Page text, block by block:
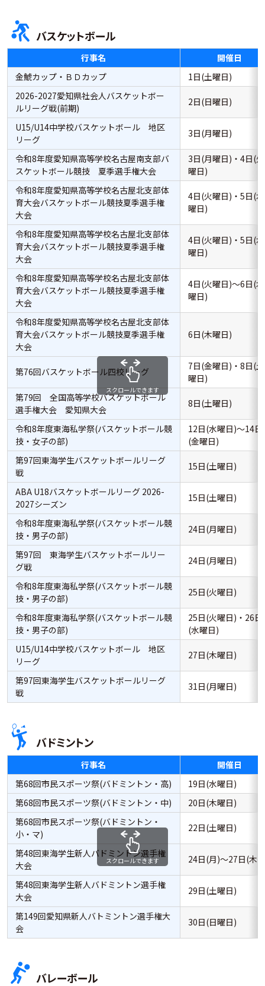
バスケットボール
行事名
開催日
金鯱カップ・ＢＤカップ
1日(土曜日)
2026-2027愛知県社会人バスケットボー
ルリーグ戦(前期)
2日(日曜日)
U15/U14中学校バスケットボール 地区
リーグ
3日(月曜日)
令和8年度愛知県高等学校名古屋南支部バ
スケットボール競技 夏季選手権大会
3日(月曜日)・4日(火
曜日)
令和8年度愛知県高等学校名古屋北支部体
育大会バスケットボール競技夏季選手権
大会
4日(火曜日)・5日(水
曜日)
令和8年度愛知県高等学校名古屋北支部体
育大会バスケットボール競技夏季選手権
大会
4日(火曜日)・5日(水
曜日)
令和8年度愛知県高等学校名古屋北支部体
育大会バスケットボール競技夏季選手権
大会
4日(火曜日)～6日(木
曜日)
令和8年度愛知県高等学校名古屋北支部体
育大会バスケットボール競技夏季選手権
大会
6日(木曜日)
第76回バスケットボール四校リーグ
7日(金曜日)・8日(土
曜日)
第79回 全国高等学校バスケットボール
選手権大会 愛知県大会
8日(土曜日)
令和8年度東海私学祭(バスケットボール競
技・女子の部)
12日(水曜日)～14日
(金曜日)
第97回東海学生バスケットボールリーグ
戦
15日(土曜日)
ABA U18バスケットボールリーグ 2026-
2027シーズン
15日(土曜日)
令和8年度東海私学祭(バスケットボール競
技・男子の部)
24日(月曜日)
第97回 東海学生バスケットボールリー
グ戦
24日(月曜日)
令和8年度東海私学祭(バスケットボール競
技・男子の部)
25日(火曜日)
令和8年度東海私学祭(バスケットボール競
技・男子の部)
25日(火曜日)・26日
(水曜日)
U15/U14中学校バスケットボール 地区
リーグ
27日(木曜日)
第97回東海学生バスケットボールリーグ
戦
31日(月曜日)
スクロールできます
バドミントン
行事名
開催日
第68回市民スポーツ祭(バドミントン・高)
19日(水曜日)
第68回市民スポーツ祭(バドミントン・中)
20日(木曜日)
第68回市民スポーツ祭(バドミントン・
小・マ)
22日(土曜日)
第48回東海学生新人バドミントン選手権
大会
24日(月)～27日(木)
第48回東海学生新人バドミントン選手権
大会
29日(土曜日)
第149回愛知県新人バトミントン選手権大
会
30日(日曜日)
スクロールできます
バレーボール